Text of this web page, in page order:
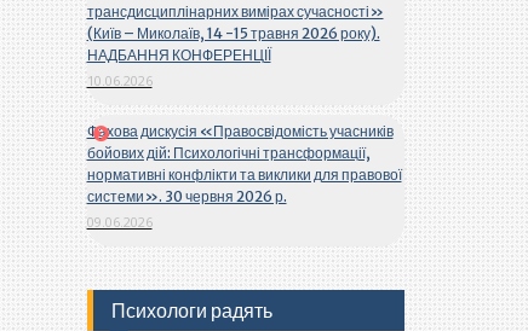
трансдисциплінарних вимірах сучасності»
(Київ – Миколаїв, 14 -15 травня 2026 року).
НАДБАННЯ КОНФЕРЕНЦІЇ
10.06.2026
Фахова дискусія «Правосвідомість учасників
бойових дій: Психологічні трансформації,
нормативні конфлікти та виклики для правової
системи». 30 червня 2026 р.
09.06.2026
Психологи радять